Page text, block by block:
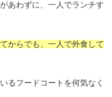
あわずに、一人でランチす
からでも、一人で外食して
るフードコートを何気なく